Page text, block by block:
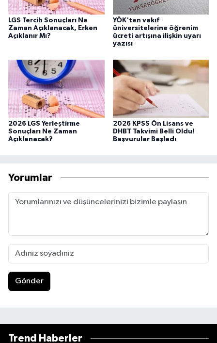
LGS Tercih Sonuçları Ne
Zaman Açıklanacak, Erken
Açıklanır Mı?
YÖK'ten vakıf
üniversitelerine öğrenim
ücreti artışına ilişkin uyarı
yazısı
2026 LGS Yerleştirme
Sonuçları Ne Zaman
Açıklanacak?
2026 KPSS Ön Lisans ve
DHBT Takvimi Belli Oldu!
Başvurular Başladı
Yorumlar
Gönder
Trend Haberler